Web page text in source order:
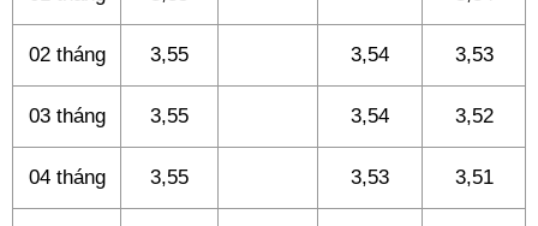
02 tháng 3,55 3,54 3,53
03 tháng 3,55 3,54 3,52
04 tháng 3,55 3,53 3,51